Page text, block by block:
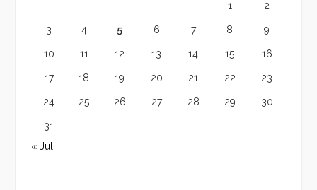
1 2
3 4 5 6 7 8 9
10 11 12 13 14 15 16
17 18 19 20 21 22 23
24 25 26 27 28 29 30
31
« Jul